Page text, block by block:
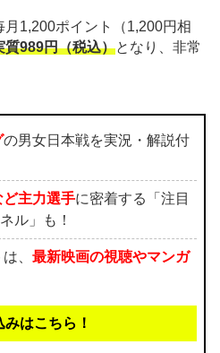
1,200ポイント（1,200円相
質989円（税込）となり、非常
の男女日本戦を実況・解説付
主力選手に密着する「注目
ル」も！
、 最新映画の視聴やマンガ
みはこちら！